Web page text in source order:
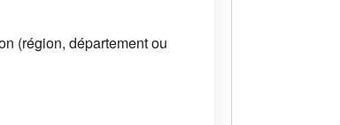
(région, département ou